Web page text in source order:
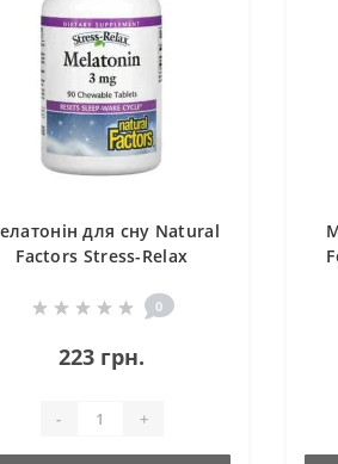
для сну Natural
Factors Stress-Relax
Tabs
0
223 грн.
- +